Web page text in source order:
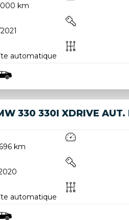
km
automatique
330 330I XDRIVE AUT.
km
automatique